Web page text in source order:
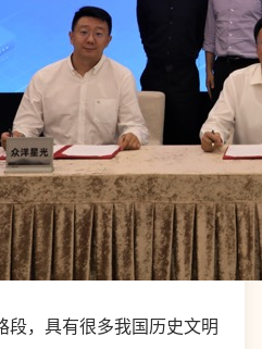
段，具有很多我国历史文明